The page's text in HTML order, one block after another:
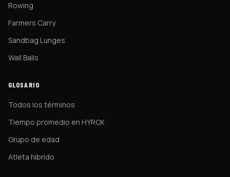
Rowing
Farmers Carry
Sandbag Lunges
Wall Balls
GLOSARIO
Todos los términos
Tiempo promedio en HYROX
Grupo de edad
Atleta híbrido